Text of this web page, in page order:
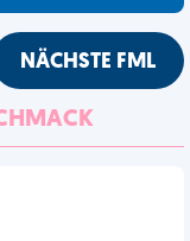
NÄCHSTE FML